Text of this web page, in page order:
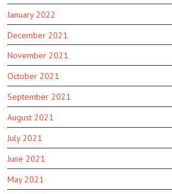
January 2022
December 2021
November 2021
October 2021
September 2021
August 2021
July 2021
June 2021
May 2021